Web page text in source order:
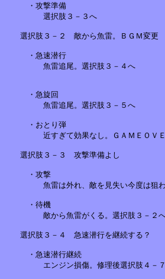
・攻撃準備
選択肢３－
選択肢３－２　敵から魚雷。ＢＧＭ変
・急速
魚雷追尾。選択肢３－４へ
・急旋
魚雷追尾。選択肢３－５へ
・おとり弾
近すぎて
選択肢３－３　攻
・攻
魚雷は外れ、敵を見失い今度は狙
・待機
敵から魚雷がくる。選択
選択肢３－４　急速潜行を継続する？
・急速潜行継続
エンジン損傷。修理後選択肢４－